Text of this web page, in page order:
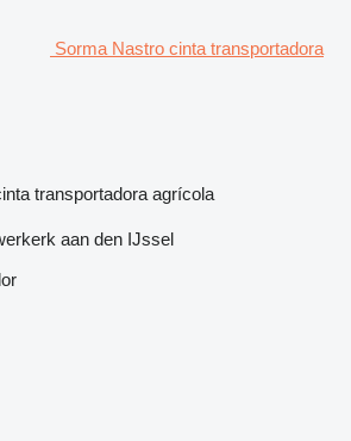
Sorma Nastro cinta transportadora
transportadora agrícola
aan den IJssel